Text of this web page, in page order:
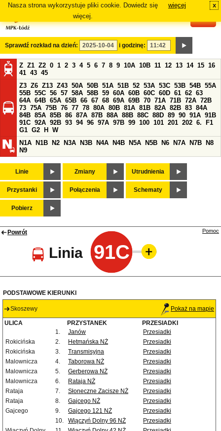
Nasza strona wykorzystuje pliki cookie. Dowiedz się
więcej.
więcej x
Sprawdź rozkład na dzień: i godzinę:
Z Z1 Z2 0 1 2 3 4 5 6 7 8 9 10A 10B 11 12 13 14 15 16
41 43 45
Z3 Z6 Z13 Z43 50A 50B 51A 51B 52 53A 53C 53B 54B 55A
55B 55C 56 57 58A 58B 59 60A 60B 60C 60D 61 62 63
64A 64B 65A 65B 66 67 68 69A 69B 70 71A 71B 72A 72B
73 75A 75B 76 77 78 80A 80B 81A 81B 82A 82B 83 84A
84B 85A 85B 86 87A 87B 88A 88B 88C 88D 89 90 91A 91B
91C 92A 92B 93 94 96 97A 97B 99 100 101 201 202 6.
F1
G1 G2 H
W
N1A
N1B N2 N3A N3B N4A N4B N5A N5B N6 N7A N7B
N8
N9
Linie Zmiany Utrudnienia
Przystanki Połączenia Schematy
Pobierz
Powrót
Linia 91C
Pomoc
PODSTAWOWE KIERUNKI
Skoszewy Pokaż na mapie
ULICA PRZYSTANEK
PRZESIADKI
1.
Janów
Przesiadki
Rokicińska
2. Hetmańska NŻ
Przesiadki
Rokicińska
3. Transmisyjna
Przesiadki
Malownicza
4. Taborowa NŻ
Przesiadki
Malownicza
5. Gerberowa NŻ
Przesiadki
Malownicza
6. Rataja NŻ
Przesiadki
Rataja
7. Słoneczne Zacisze NŻ
Przesiadki
Rataja
8. Gajcego NŻ
Przesiadki
Gajcego
9. Gajcego 121 NŻ
Przesiadki
10.
Wiączyń Dolny 96 NŻ
Przesiadki